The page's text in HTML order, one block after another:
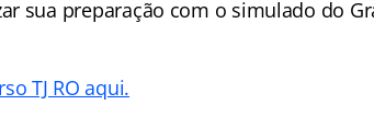
sua preparação com o simulado do
TJ RO aqui.